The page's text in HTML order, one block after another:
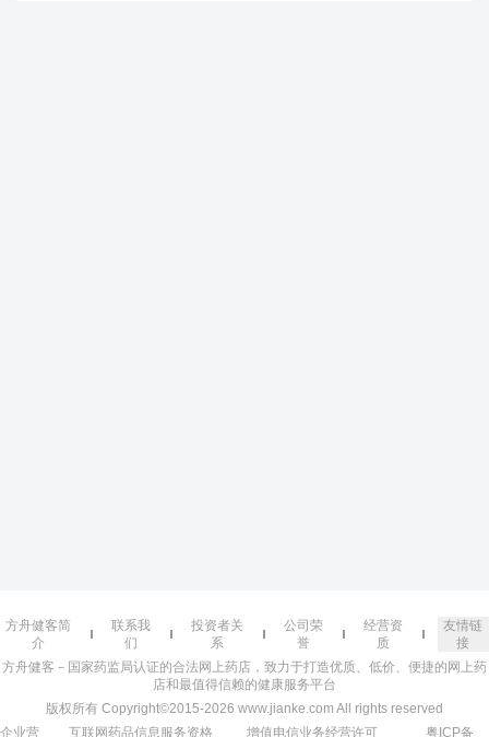
方舟健客简
介
联系我
们
投资者关
系
公司荣
誉
经营资
质
友情链
接
方舟健客－国家药监局认证的合法网上药店，致力于打造优质、低价、便捷的网上药
店和最值得信赖的健康服务平台
版权所有 Copyright©2015-2026 www.jianke.com All rights reserved
企业营
互联网药品信息服务资格 增值电信业务经营许可 粤ICP备